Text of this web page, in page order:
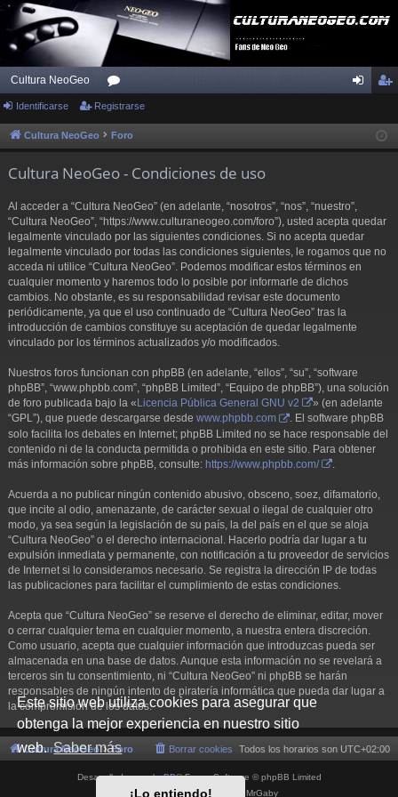
Este sitio web utiliza cookies para asegurar que
obtenga la mejor experiencia en nuestro sitio
web.Saber más
¡Lo entiendo!
Cultura NeoGeo
or
os
se
ist
Identificarse Registrarse
Cultura NeoGeo Foro
Cultura NeoGeo - Condiciones de uso
Al acceder a “Cultura NeoGeo” (en adelante, “nosotros”, “nos”, “nuestro”,
“Cultura NeoGeo”, “https://www.culturaneogeo.com/foro”), usted acepta quedar
legalmente vinculado por las siguientes condiciones. Si no acepta quedar
legalmente vinculado por todas las condiciones siguientes, le rogamos que no
acceda ni utilice “Cultura NeoGeo”. Podemos modificar estos términos en
cualquier momento y haremos todo lo posible por informarle de dichos
cambios. No obstante, es su responsabilidad revisar este documento
periódicamente, ya que el uso continuado de “Cultura NeoGeo” tras la
introducción de cambios constituye su aceptación de quedar legalmente
vinculado por los términos actualizados y/o modificados.
Nuestros foros funcionan con phpBB (en adelante, “ellos”, “su”, “software
phpBB”, “www.phpbb.com”, “phpBB Limited”, “Equipo de phpBB”), una solución
de foro publicada bajo la « Licencia Pública General GNU v2
» (en adelante
“GPL”), que puede descargarse desde www.phpbb.com
. El software phpBB
solo facilita los debates en Internet; phpBB Limited no se hace responsable del
contenido ni de la conducta permitida o prohibida en este sitio. Para obtener
más información sobre phpBB, consulte: https://www.phpbb.com/ .
Acuerda a no publicar ningún contenido abusivo, obsceno, soez, difamatorio,
que incite al odio, amenazante, de carácter sexual o ilegal de cualquier otro
modo, ya sea según la legislación de su país, la del país en el que se aloja
“Cultura NeoGeo” o el derecho internacional. Hacerlo podría dar lugar a tu
expulsión inmediata y permanente, con notificación a tu proveedor de servicios
de Internet si lo consideramos necesario. Se registra la dirección IP de todas
las publicaciones para facilitar el cumplimiento de estas condiciones.
Acepta que “Cultura NeoGeo” se reserve el derecho de eliminar, editar, mover
o cerrar cualquier tema en cualquier momento, a nuestra entera discreción.
Como usuario, acepta que cualquier información que introduzcas pueda ser
almacenada en una base de datos. Aunque esta información no se revelará a
terceros sin tu consentimiento, ni “Cultura NeoGeo” ni phpBB se harán
responsables de ningún intento de piratería informática que pueda dar lugar a
la compromisión de los datos.
Cultura NeoGeo Foro Todos los horarios son UTC+02:00
Borrar cookies
Desarrollado porphpBB® Forum Software © phpBB Limited
Style porArty- phpBB 3.3 por MrGaby